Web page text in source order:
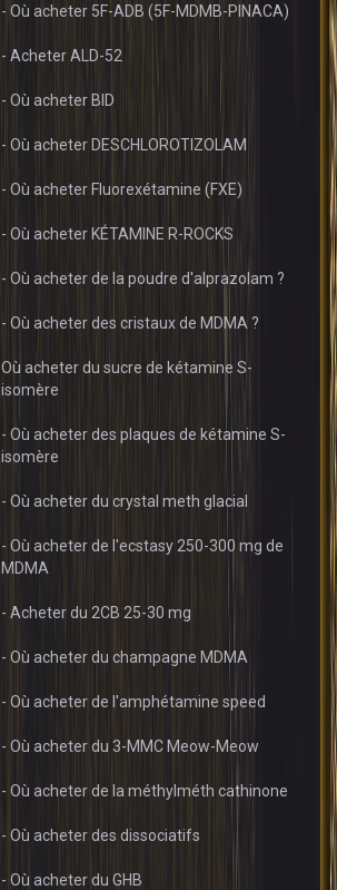
- Où acheter 5F-ADB (5F-MDMB-PINACA)
- Acheter ALD-52
- Où acheter BID
- Où acheter DESCHLOROTIZOLAM
- Où acheter Fluorexétamine (FXE)
- Où acheter KÉTAMINE R-ROCKS
- Où acheter de la poudre d'alprazolam ?
- Où acheter des cristaux de MDMA ?
Où acheter du sucre de kétamine S-
isomère
- Où acheter des plaques de kétamine S-
isomère
- Où acheter du crystal meth glacial
- Où acheter de l'ecstasy 250-300 mg de
MDMA
- Acheter du 2CB 25-30 mg
- Où acheter du champagne MDMA
- Où acheter de l'amphétamine speed
- Où acheter du 3-MMC Meow-Meow
- Où acheter de la méthylméth cathinone
- Où acheter des dissociatifs
- Où acheter du GHB